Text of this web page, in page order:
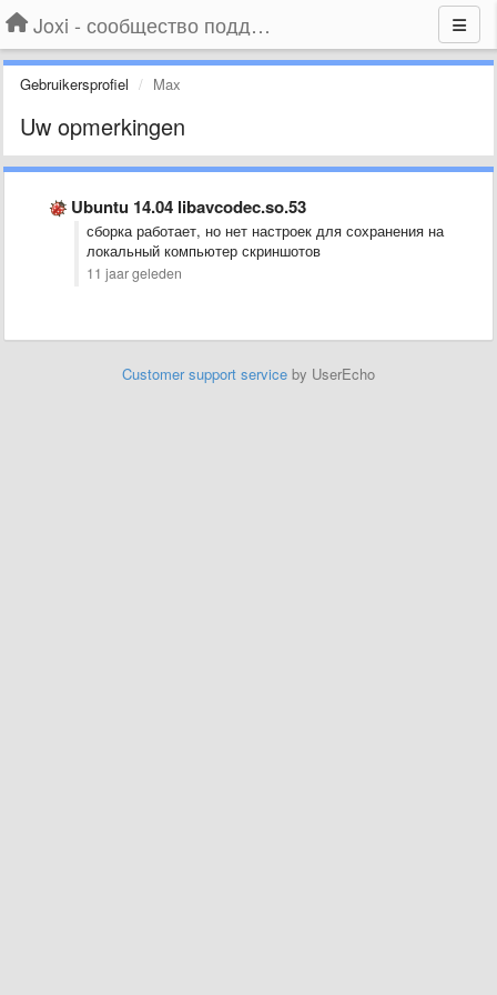
Joxi - сообщество поддержки
Gebruikersprofiel Max
Uw opmerkingen
Ubuntu 14.04 libavcodec.so.53
сборка работает, но нет настроек для сохранения на
локальный компьютер скриншотов
11 jaar geleden
Customer support service by UserEcho